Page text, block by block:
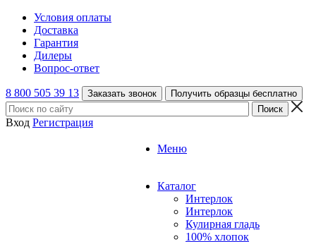
Условия оплаты
Доставка
Гарантия
Дилеры
Вопрос-ответ
8 800 505 39 13 Заказать звонок Получить образцы бесплатно
Вход Регистрация
Меню
Каталог
Интерлок
Интерлок
Кулирная гладь
100% хлопок